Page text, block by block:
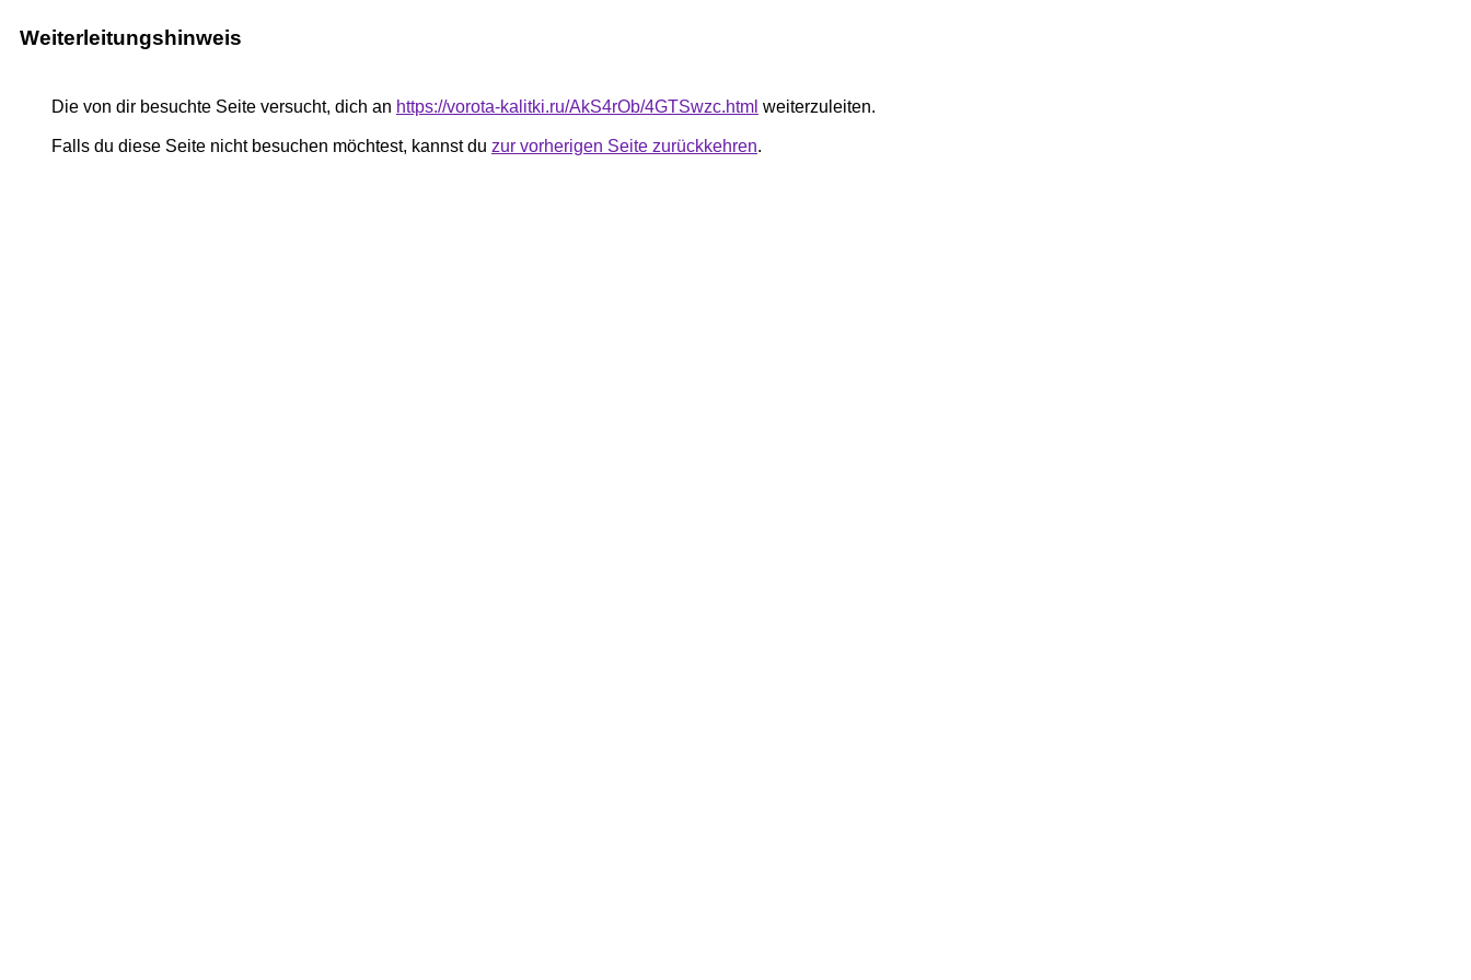
Weiterleitungshinweis
Die von dir besuchte Seite versucht, dich an https://vorota-kalitki.ru/AkS4rOb/4GTSwzc.html weiterzuleiten.
Falls du diese Seite nicht besuchen möchtest, kannst du zur vorherigen Seite zurückkehren.